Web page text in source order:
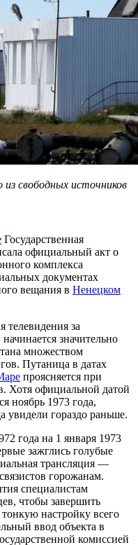
свободных источников
Государственная
официальный акт о
комплекса
документах
вещания в Ненецком
телевидения за
значительно
множеством
Путаница в датах
проясняется при
Хотя официальной датой
ноябрь 1973 года,
увидели гораздо раньше.
года на 1 января 1973
зажглись голубые
трансляция —
горожанам.
специалистам
чтобы завершить
настройку всего
ввод объекта в
комиссией